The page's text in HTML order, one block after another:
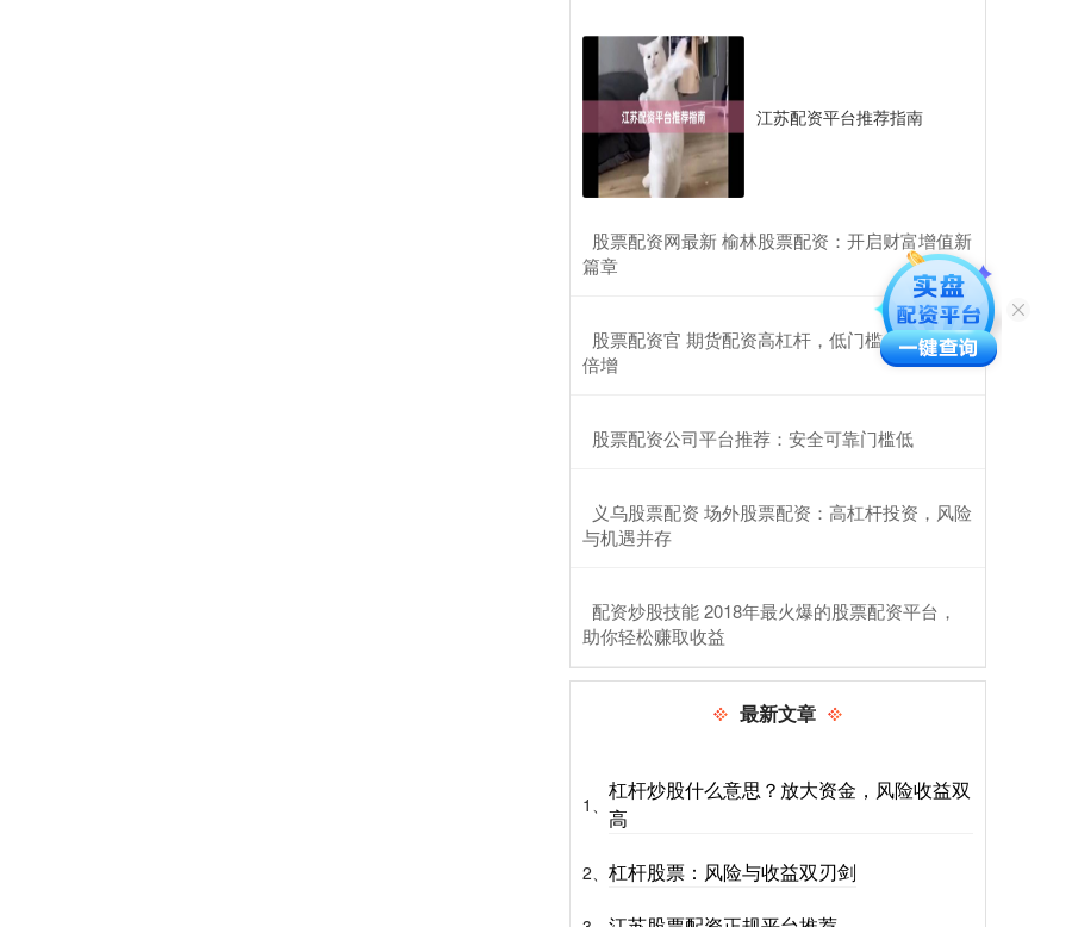
江苏配资平台推荐指南
​股票配资网最新 榆林股票配资：开启财富增值新
篇章
​股票配资官 期货配资高杠杆，低门槛，助你财富
倍增
​股票配资公司平台推荐：安全可靠门槛低
​义乌股票配资 场外股票配资：高杠杆投资，风险
与机遇并存
​配资炒股技能 2018年最火爆的股票配资平台，
助你轻松赚取收益
最新文章
1、
杠杆炒股什么意思？放大资金，风险收益双
高
2、 杠杆股票：风险与收益双刃剑